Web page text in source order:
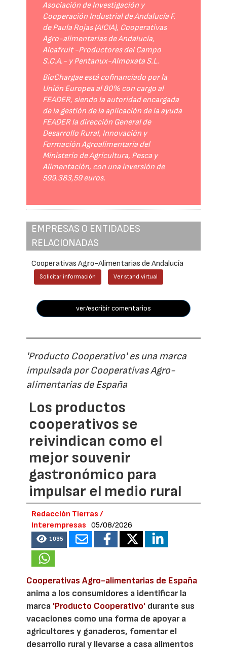
Asociación de Investigación y
Cooperación Industrial de Andalucía F.
de Paula Rojas (AICIA), Cooperativas
Agro-alimentarias de Andalucía,
Alcafruit -Productores del Campo
S.C.A.- y Pentanux-Almoxata S.L.
BioChargae está cofinanciado por la
Unión Europea al 80% con cargo al
FEADER, siendo la autoridad encargada
de la gestión de la aplicación de la ayuda
FEADER la dirección General de
Desarrollo Rural, Innovación y
Formación Agroalimentaria del
Ministerio de Agricultura, Pesca y
Alimentación, con una inversión de
599.383,59 euros.
EMPRESAS O ENTIDADES
RELACIONADAS
Cooperativas Agro-Alimentarias de Andalucía
Solicitar información Ver stand virtual
ver/escribir comentarios
'Producto Cooperativo' es una marca
impulsada por Cooperativas Agro-
alimentarias de España
Los productos
cooperativos se
reivindican como el
mejor souvenir
gastronómico para
impulsar el medio rural
Redacción Tierras /
Interempresas
05/08/2026
1035
Cooperativas Agro-alimentarias de España
anima a los consumidores a identificar la
marca 'Producto Cooperativo' durante sus
vacaciones como una forma de apoyar a
agricultores y ganaderos, fomentar el
desarrollo rural y llevarse a casa alimentos